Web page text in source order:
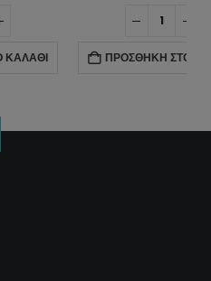
ΠΡΟΣΘΉΚΗ ΣΤΟ ΚΑΛΆΘΙ